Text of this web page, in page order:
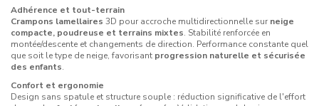
Adhérence et tout-terrain
Crampons lamellaires 3D pour accroche multidirectionnelle sur neige
compacte, poudreuse et terrains mixtes. Stabilité renforcée en
montée/descente et changements de direction. Performance constante quel
que soit le type de neige, favorisant progression naturelle et sécurisée
des enfants.
Confort et ergonomie
Design sans spatule et structure souple : réduction significative de l'effort